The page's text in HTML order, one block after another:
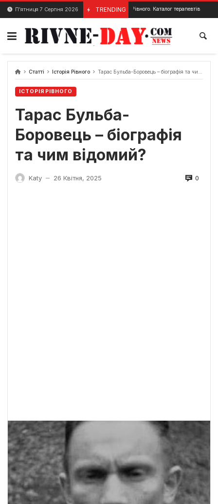
Skip
content
П’ятниця 7 Серпня 2026 TRENDING
29 Червня, 2024 Терапевти Рівного. Каталог терапевтів в Рівному та їх
Статті Історія Рівного Тарас Бульба-Боровець – біографія та чим відомий?
ІСТОРІЯ РІВНОГО
Тарас Бульба-
Боровець – біографія
та чим відомий?
Katy — 26 Квітня, 2025 0